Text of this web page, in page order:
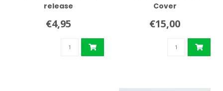
release
€4,95
Cover
€15,00